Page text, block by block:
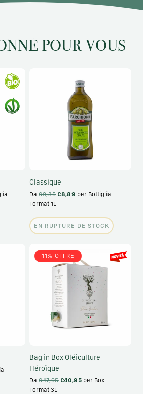
POUR VOUS
Classique
Da €9,35 €8,89 per Bottiglia
Format 1L
EN RUPTURE DE STOCK
11% OFFRE
Bag in Box Oléiculture
Héroïque
Da €47,95 €40,95 per Box
Format 3L